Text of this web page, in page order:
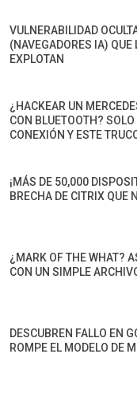
VULNERABILIDAD
(NAVEGADORES IA) QUE
EXPLOTAN
¿HACKEAR UN
CON BLUETOOTH?
CONEXIÓN Y ESTE
¡MÁS DE 50,000
BRECHA DE CITRIX QUE
¿MARK OF THE WHAT?
CON UN SIMPLE
DESCUBREN FALLO EN
ROMPE EL MODELO DE